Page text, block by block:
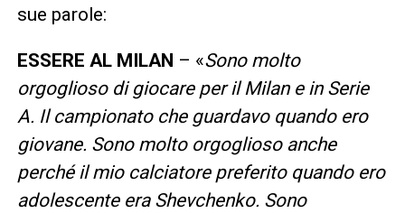
sue parole:
ESSERE AL MILAN – «Sono molto
orgoglioso di giocare per il Milan e in Serie
A. Il campionato che guardavo quando ero
giovane. Sono molto orgoglioso anche
perché il mio calciatore preferito quando ero
adolescente era Shevchenko. Sono